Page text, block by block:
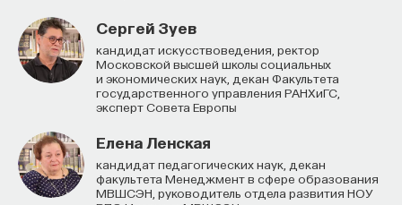
Сергей Зуев
кандидат искусствоведения, ректор
Московской высшей школы социальных
и экономических наук, декан Факультета
государственного управления РАНХиГС,
эксперт Совета Европы
Елена Ленская
кандидат педагогических наук, декан
факультета Менеджмент в сфере образования
МВШСЭН, руководитель отдела развития НОУ